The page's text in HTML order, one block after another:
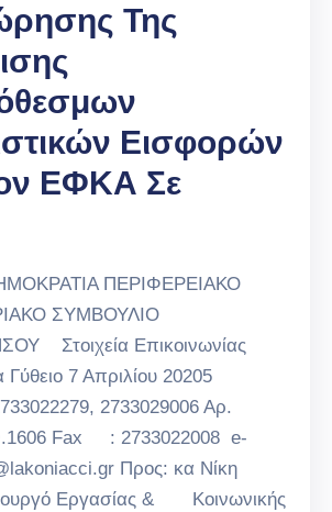
Της
Εισφορών
ΕΦΚΑ Σε
ΠΕΡΙΦΕΡΕΙΑΚΟ
ΣΥΜΒΟΥΛΙΟ
Στοιχεία Επικοινωνίας
Γύθειο 7 Απριλίου 20205
2733029006 Αρ.
Fax : 2733022008 e-
Προς: κα Νίκη
Εργασίας & Κοινωνικής